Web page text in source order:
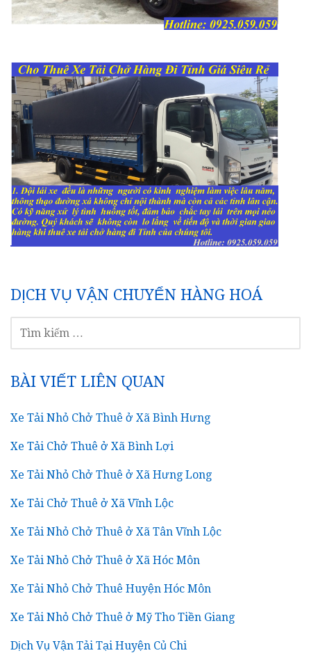
DỊCH VỤ VẬN CHUYỂN HÀNG HOÁ
KIẾM
BÀI VIẾT LIÊN QUAN
Xe Tải Nhỏ Chở Thuê ở Xã Bình Hưng
Xe Tải Chở Thuê ở Xã Bình Lợi
Xe Tải Nhỏ Chở Thuê ở Xã Hưng Long
Xe Tải Chở Thuê ở Xã Vĩnh Lộc
Xe Tải Nhỏ Chở Thuê ở Xã Tân Vĩnh Lộc
Xe Tải Nhỏ Chở Thuê ở Xã Hóc Môn
Xe Tải Nhỏ Chở Thuê Huyện Hóc Môn
Xe Tải Nhỏ Chở Thuê ở Mỹ Tho Tiền Giang
Dịch Vụ Vận Tải Tại Huyện Củ Chi